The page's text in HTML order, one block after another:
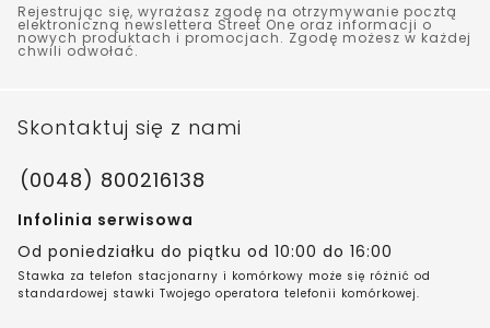
Rejestrując się, wyrażasz zgodę na otrzymywanie pocztą
elektroniczną newslettera Street One oraz informacji o
nowych produktach i promocjach. Zgodę możesz w każdej
chwili odwołać.
Skontaktuj się z nami
(0048) 800216138
Infolinia serwisowa
Od poniedziałku do piątku od 10:00 do 16:00
Stawka za telefon stacjonarny i komórkowy może się różnić od
standardowej stawki Twojego operatora telefonii komórkowej.